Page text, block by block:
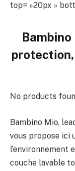
top= »20px »
No products
Bambino Mio,
vous propose ici
l’environnement
couche lavable